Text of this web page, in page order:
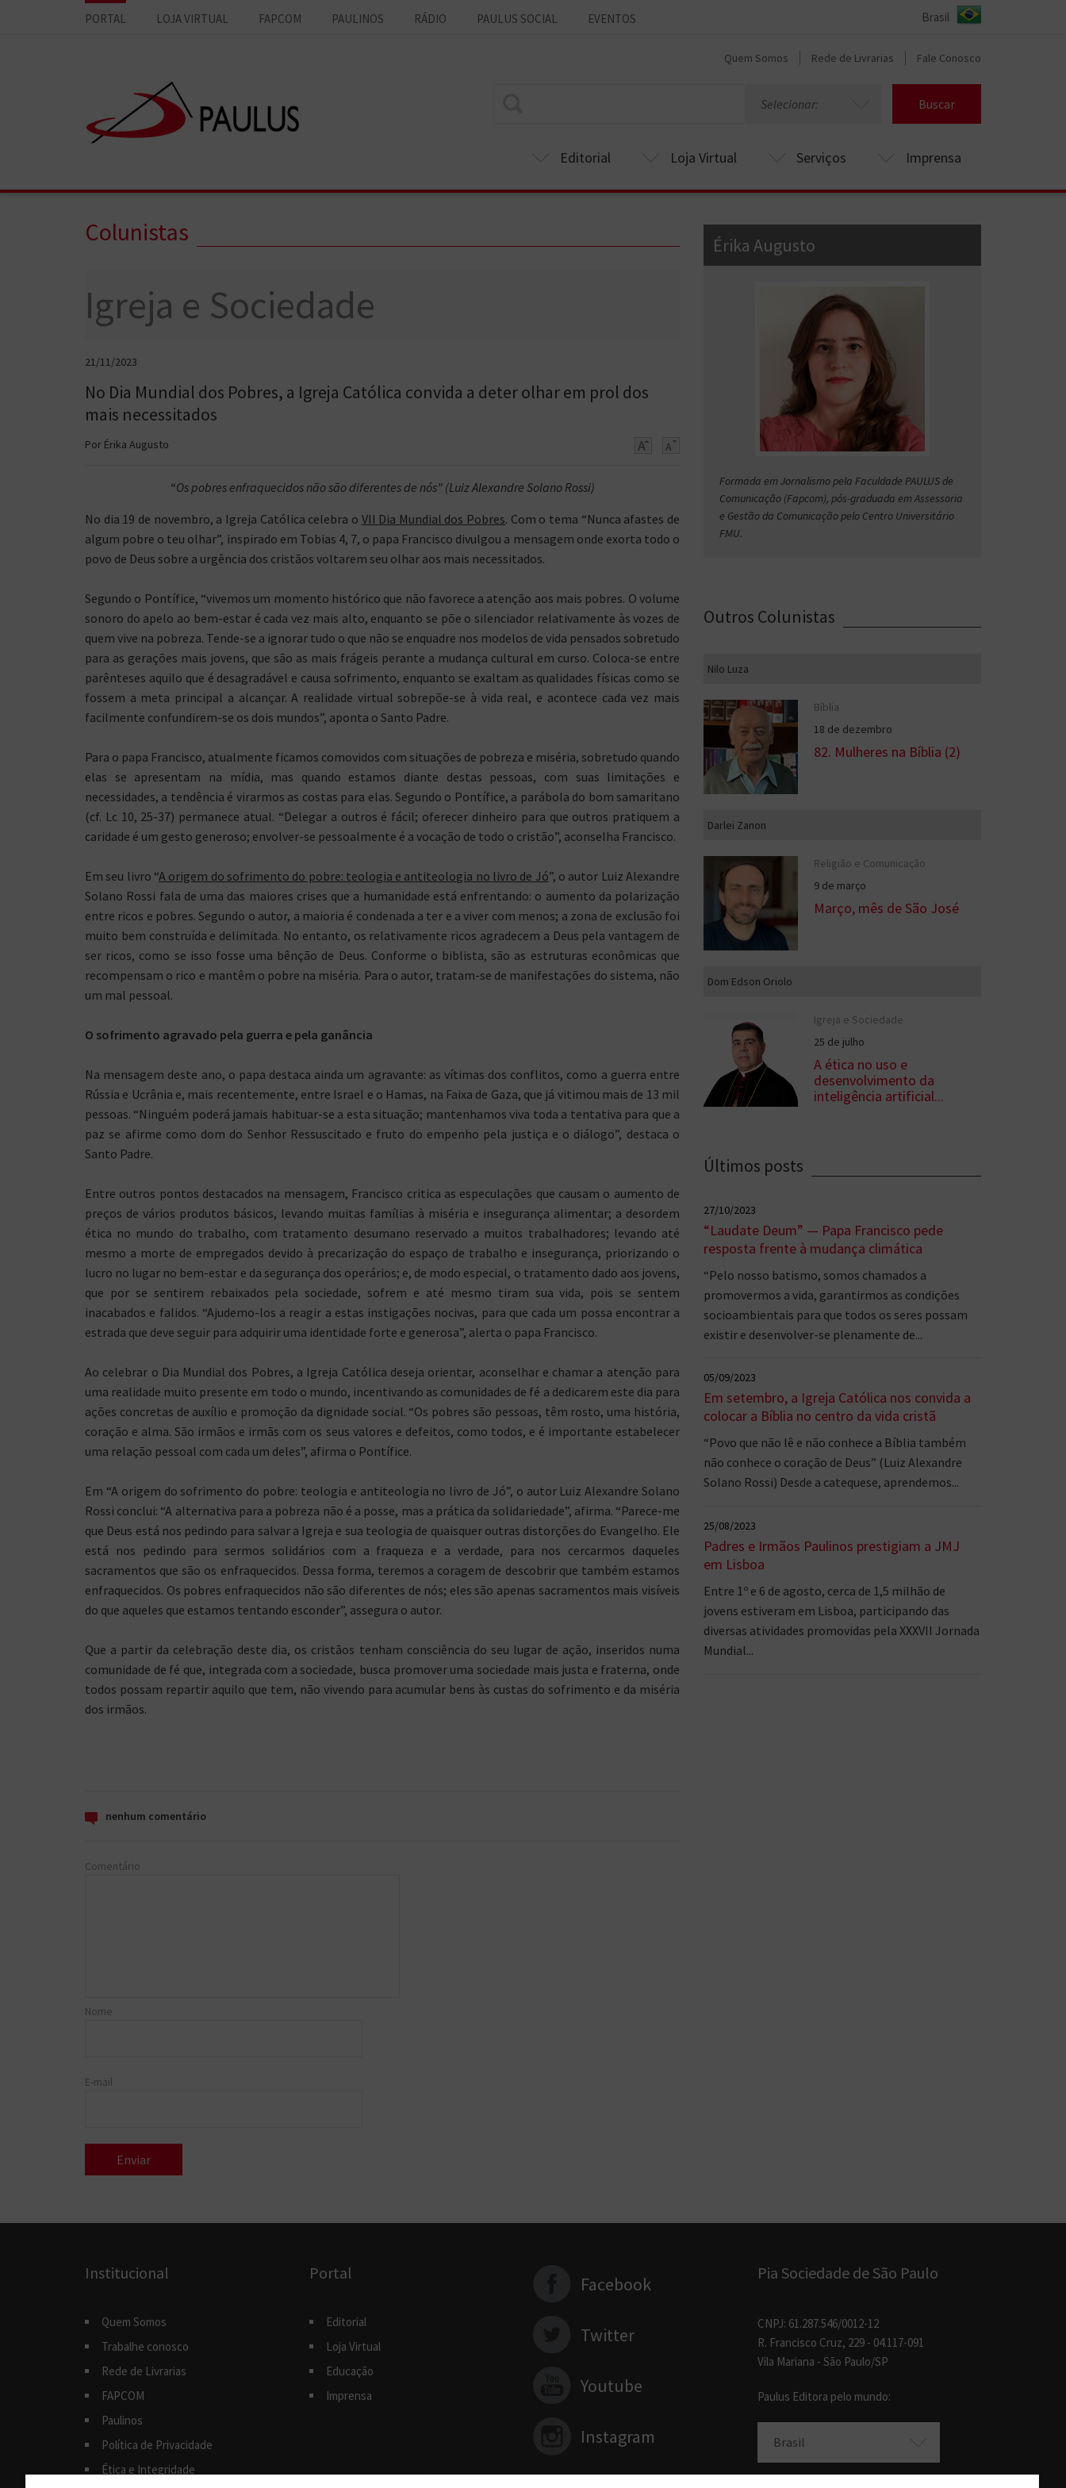
PORTAL LOJA VIRTUAL FAPCOM PAULINOS RÁDIO PAULUS SOCIAL EVENTOS
Quem Somos Rede de Livrarias Fale Conosco
Selecionar: Buscar
Editorial Loja Virtual Serviços Imprensa
Colunistas
Igreja e Sociedade
21/11/2023
No Dia Mundial dos Pobres, a Igreja Católica convida a deter olhar em prol dos
mais necessitados
Por Érika Augusto
“Os pobres enfraquecidos não são diferentes de nós” (Luiz Alexandre Solano Rossi)
No dia 19 de novembro, a Igreja Católica celebra o VII Dia Mundial dos Pobres. Com o tema “Nunca afastes de
algum pobre o teu olhar”, inspirado em Tobias 4, 7, o papa Francisco divulgou a mensagem onde exorta todo o
povo de Deus sobre a urgência dos cristãos voltarem seu olhar aos mais necessitados.
Segundo o Pontífice, “vivemos um momento histórico que não favorece a atenção aos mais pobres. O volume
sonoro do apelo ao bem-estar é cada vez mais alto, enquanto se põe o silenciador relativamente às vozes de
quem vive na pobreza. Tende-se a ignorar tudo o que não se enquadre nos modelos de vida pensados sobretudo
para as gerações mais jovens, que são as mais frágeis perante a mudança cultural em curso. Coloca-se entre
parênteses aquilo que é desagradável e causa sofrimento, enquanto se exaltam as qualidades físicas como se
fossem a meta principal a alcançar. A realidade virtual sobrepõe-se à vida real, e acontece cada vez mais
facilmente confundirem-se os dois mundos”, aponta o Santo Padre.
Para o papa Francisco, atualmente ficamos comovidos com situações de pobreza e miséria, sobretudo quando
elas se apresentam na mídia, mas quando estamos diante destas pessoas, com suas limitações e
necessidades, a tendência é virarmos as costas para elas. Segundo o Pontífice, a parábola do bom samaritano
(cf. Lc 10, 25-37) permanece atual. “Delegar a outros é fácil; oferecer dinheiro para que outros pratiquem a
caridade é um gesto generoso; envolver-se pessoalmente é a vocação de todo o cristão”, aconselha Francisco.
Em seu livro “A origem do sofrimento do pobre: teologia e antiteologia no livro de Jó”, o autor Luiz Alexandre
Solano Rossi fala de uma das maiores crises que a humanidade está enfrentando: o aumento da polarização
entre ricos e pobres. Segundo o autor, a maioria é condenada a ter e a viver com menos; a zona de exclusão foi
muito bem construída e delimitada. No entanto, os relativamente ricos agradecem a Deus pela vantagem de
ser ricos, como se isso fosse uma bênção de Deus. Conforme o biblista, são as estruturas econômicas que
recompensam o rico e mantêm o pobre na miséria. Para o autor, tratam-se de manifestações do sistema, não
um mal pessoal.
O sofrimento agravado pela guerra e pela ganância
Na mensagem deste ano, o papa destaca ainda um agravante: as vítimas dos conflitos, como a guerra entre
Rússia e Ucrânia e, mais recentemente, entre Israel e o Hamas, na Faixa de Gaza, que já vitimou mais de 13 mil
pessoas. “Ninguém poderá jamais habituar-se a esta situação; mantenhamos viva toda a tentativa para que a
paz se afirme como dom do Senhor Ressuscitado e fruto do empenho pela justiça e o diálogo”, destaca o
Santo Padre.
Entre outros pontos destacados na mensagem, Francisco critica as especulações que causam o aumento de
preços de vários produtos básicos, levando muitas famílias à miséria e insegurança alimentar; a desordem
ética no mundo do trabalho, com tratamento desumano reservado a muitos trabalhadores; levando até
mesmo a morte de empregados devido à precarização do espaço de trabalho e insegurança, priorizando o
lucro no lugar no bem-estar e da segurança dos operários; e, de modo especial, o tratamento dado aos jovens,
que por se sentirem rebaixados pela sociedade, sofrem e até mesmo tiram sua vida, pois se sentem
inacabados e falidos. “Ajudemo-los a reagir a estas instigações nocivas, para que cada um possa encontrar a
estrada que deve seguir para adquirir uma identidade forte e generosa”, alerta o papa Francisco.
Ao celebrar o Dia Mundial dos Pobres, a Igreja Católica deseja orientar, aconselhar e chamar a atenção para
uma realidade muito presente em todo o mundo, incentivando as comunidades de fé a dedicarem este dia para
ações concretas de auxílio e promoção da dignidade social. “Os pobres são pessoas, têm rosto, uma história,
coração e alma. São irmãos e irmãs com os seus valores e defeitos, como todos, e é importante estabelecer
uma relação pessoal com cada um deles”, afirma o Pontífice.
Em “A origem do sofrimento do pobre: teologia e antiteologia no livro de Jó”, o autor Luiz Alexandre Solano
Rossi conclui: “A alternativa para a pobreza não é a posse, mas a prática da solidariedade”, afirma. “Parece-me
que Deus está nos pedindo para salvar a Igreja e sua teologia de quaisquer outras distorções do Evangelho. Ele
está nos pedindo para sermos solidários com a fraqueza e a verdade, para nos cercarmos daqueles
sacramentos que são os enfraquecidos. Dessa forma, teremos a coragem de descobrir que também estamos
enfraquecidos. Os pobres enfraquecidos não são diferentes de nós; eles são apenas sacramentos mais visíveis
do que aqueles que estamos tentando esconder”, assegura o autor.
Que a partir da celebração deste dia, os cristãos tenham consciência do seu lugar de ação, inseridos numa
comunidade de fé que, integrada com a sociedade, busca promover uma sociedade mais justa e fraterna, onde
todos possam repartir aquilo que tem, não vivendo para acumular bens às custas do sofrimento e da miséria
dos irmãos.
nenhum comentário
Comentário
Nome
E-mail
Érika Augusto
Formada em Jornalismo pela Faculdade PAULUS de
Comunicação (Fapcom), pós-graduada em Assessoria
e Gestão da Comunicação pelo Centro Universitário
FMU.
Outros Colunistas
Nilo Luza
Bíblia
18 de dezembro
82. Mulheres na Bíblia (2)
Darlei Zanon
Religião e Comunicação
9 de março
Março, mês de São José
Dom Edson Oriolo
Igreja e Sociedade
25 de julho
A ética no uso e
desenvolvimento da
inteligência artificial...
Últimos posts
27/10/2023
“Laudate Deum” — Papa Francisco pede
resposta frente à mudança climática
“Pelo nosso batismo, somos chamados a
promovermos a vida, garantirmos as condições
socioambientais para que todos os seres possam
existir e desenvolver-se plenamente de...
05/09/2023
Em setembro, a Igreja Católica nos convida a
colocar a Bíblia no centro da vida cristã
“Povo que não lê e não conhece a Bíblia também
não conhece o coração de Deus” (Luiz Alexandre
Solano Rossi) Desde a catequese, aprendemos...
25/08/2023
Padres e Irmãos Paulinos prestigiam a JMJ
em Lisboa
Entre 1º e 6 de agosto, cerca de 1,5 milhão de
jovens estiveram em Lisboa, participando das
diversas atividades promovidas pela XXXVII Jornada
Mundial...
Institucional
Quem Somos
Trabalhe conosco
Rede de Livrarias
FAPCOM
Paulinos
Política de Privacidade
Ética e Integridade
Portal
Editorial
Loja Virtual
Educação
Imprensa
Facebook
Twitter
Youtube
Instagram
Pia Sociedade de São Paulo
CNPJ: 61.287.546/0012-12
R. Francisco Cruz, 229 - 04.117-091
Vila Mariana - São Paulo/SP
Paulus Editora pelo mundo:
Brasil